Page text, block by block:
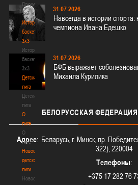
Документы
3х3
История
баскетбола
3х3
История
баскетбола
3х3
Детская
лига
Детская
лига
О
лиге
О
лиге
Новости
детской
лиги
Новости
31.07.2026
Навсегда в истории спорта:
чемпиона Ивана Едешко
31.07.2026
БФБ выражает
Михаила Курилика
БЕЛОРУССКАЯ
Адрес: Беларусь, г. Минск, пр.
322), 220004
Телефоны:
+375 17 282 76